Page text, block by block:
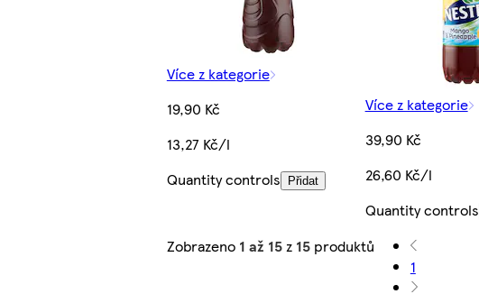
Více z kategorie
19,90 Kč
13,27 Kč/l
Quantity controls
Přidat
Více z kategorie
39,90 Kč
26,60 Kč/l
Quantity controls
Zobrazeno 1 až 15z 15produktů
1